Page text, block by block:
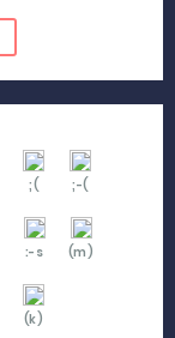
;( ;-(
:-s (m)
(k)